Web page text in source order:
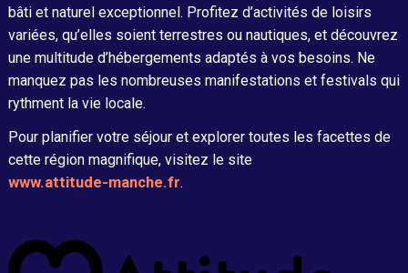
bâti et naturel exceptionnel. Profitez d’activités de loisirs
variées, qu’elles soient terrestres ou nautiques, et découvrez
une multitude d’hébergements adaptés à vos besoins. Ne
manquez pas les nombreuses manifestations et festivals qui
rythment la vie locale.
Pour planifier votre séjour et explorer toutes les facettes de
cette région magnifique, visitez le site
www.attitude-manche.fr.